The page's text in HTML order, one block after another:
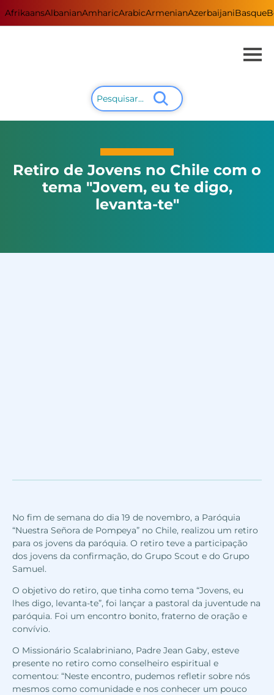
AfrikaansAlbanianAmharicArabicArmenianAzerbaijaniBasque
Retiro de Jovens no Chile com o
tema "Jovem, eu te digo,
levanta-te"
No fim de semana do dia 19 de novembro, a Paróquia
“Nuestra Señora de Pompeya” no Chile, realizou um retiro
para os jovens da paróquia. O retiro teve a participação
dos jovens da confirmação, do Grupo Scout e do Grupo
Samuel.
O objetivo do retiro, que tinha como tema “Jovens, eu
lhes digo, levanta-te”, foi lançar a pastoral da juventude na
paróquia. Foi um encontro bonito, fraterno de oração e
convívio.
O Missionário Scalabriniano, Padre Jean Gaby, esteve
presente no retiro como conselheiro espiritual e
comentou: “Neste encontro, pudemos refletir sobre nós
mesmos como comunidade e nos conhecer um pouco